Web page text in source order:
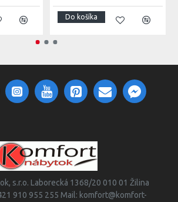
Do košíka
s.r.o. Laborecká 1368/20 010 01 Žilina
910 955 255 Mail: komfort@komfort-